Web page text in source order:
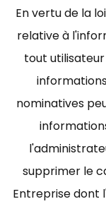
En vertu de la
relative à
tout
nominatives
supprimer le
Entreprise dont